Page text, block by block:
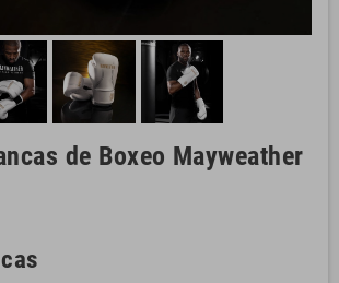
de Boxeo Mayweather